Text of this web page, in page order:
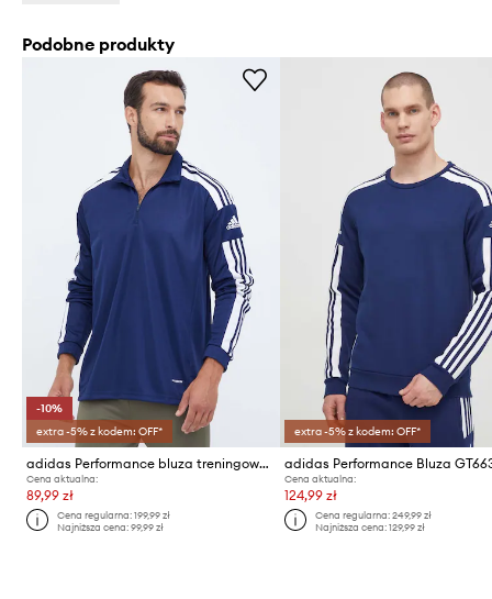
Podobne produkty
-10%
extra -5% z kodem: OFF*
adidas Performance bluza treningowa Squadra 21
Cena aktualna:
89,99 zł
Cena regularna:199,99 zł
Najniższa cena:99,99 zł
extra -5% z kodem: OFF*
adidas Performance Bluza
Cena aktualna:
124,99 zł
Cena regularna: 249,99 zł
Najniższa cena: 129,99 zł